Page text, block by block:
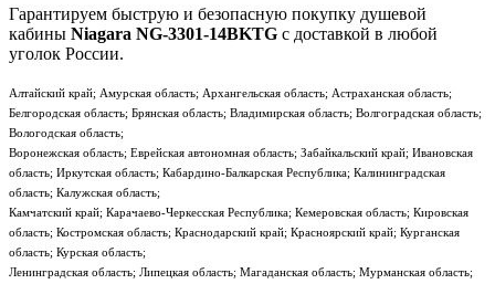
Гарантируем быструю и безопасную покупку душевой
кабины Niagara NG-3301-14BKTG с доставкой в любой
уголок России.
Алтайский край; Амурская область; Архангельская область; Астраханская область;
Белгородская область; Брянская область; Владимирская область; Волгоградская область;
Вологодская область;
Воронежская область; Еврейская автономная область; Забайкальский край; Ивановская
область; Иркутская область; Кабардино-Балкарская Республика; Калининградская
область; Калужская область;
Камчатский край; Карачаево-Черкесская Республика; Кемеровская область; Кировская
область; Костромская область; Краснодарский край; Красноярский край; Курганская
область; Курская область;
Ленинградская область; Липецкая область; Магаданская область; Мурманская область;